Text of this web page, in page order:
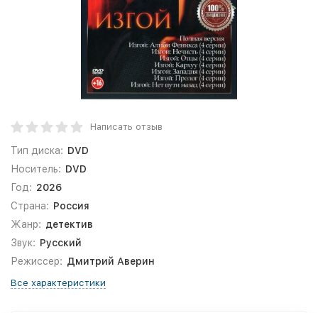
Написать отзыв
Тип диска: DVD
Носитель: DVD
Год: 2026
Страна: Россия
Жанр: детектив
Звук: Русский
Режиссер: Дмитрий Аверин
Все характеристики